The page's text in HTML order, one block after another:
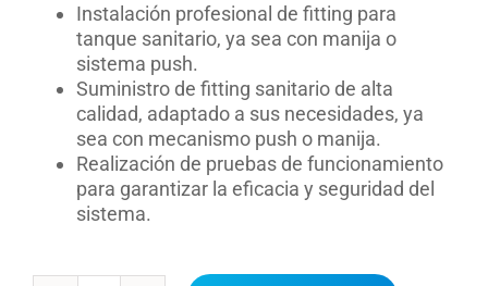
Instalación profesional de fitting para
tanque sanitario, ya sea con manija o
sistema push.
Suministro de fitting sanitario de alta
calidad, adaptado a sus necesidades, ya
sea con mecanismo push o manija.
Realización de pruebas de funcionamiento
para garantizar la eficacia y seguridad del
sistema.